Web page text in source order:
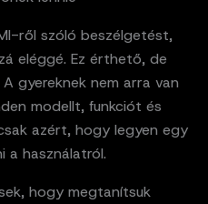
ről szóló beszélgetést,
eléggé. Ez érthető, de
gyereknek nem arra van
modellt, funkciót és
azért, hogy legyen egy
a használatról.
hogy megtanítsuk